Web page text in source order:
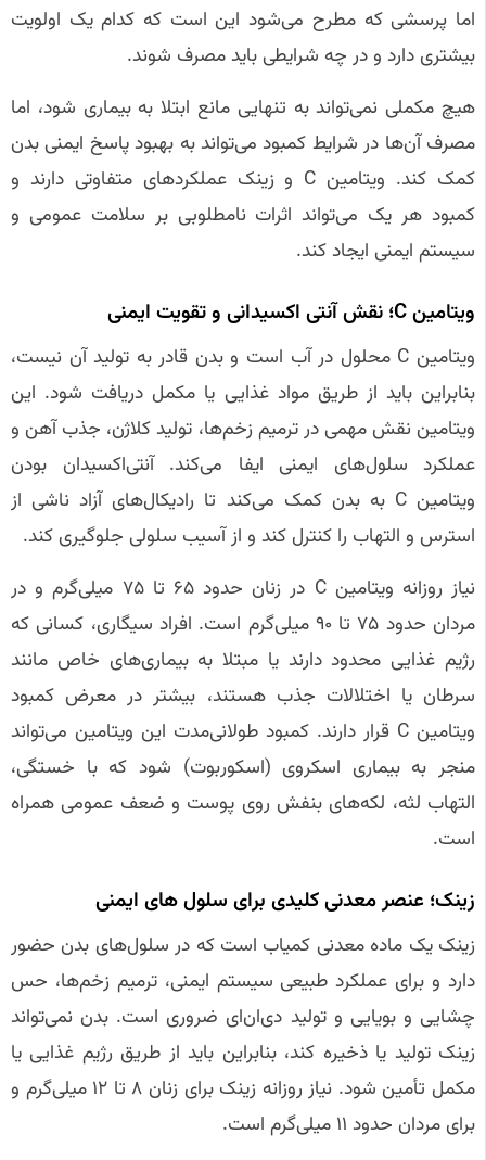
اما پرسشی که مطرح می‌شود این است که کدام یک اولویت
بیشتری دارد و در چه شرایطی باید مصرف شوند.
هیچ مکملی نمی‌تواند به تنهایی مانع ابتلا به بیماری شود، اما
مصرف آن‌ها در شرایط کمبود می‌تواند به بهبود پاسخ ایمنی بدن
کمک کند. ویتامین C و زینک عملکردهای متفاوتی دارند و
کمبود هر یک می‌تواند اثرات نامطلوبی بر سلامت عمومی و
سیستم ایمنی ایجاد کند.
ویتامین C؛ نقش آنتی‌ اکسیدانی و تقویت ایمنی
ویتامین C محلول در آب است و بدن قادر به تولید آن نیست،
بنابراین باید از طریق مواد غذایی یا مکمل دریافت شود. این
ویتامین نقش مهمی در ترمیم زخم‌ها، تولید کلاژن، جذب آهن و
عملکرد سلول‌های ایمنی ایفا می‌کند. آنتی‌اکسیدان بودن
ویتامین C به بدن کمک می‌کند تا رادیکال‌های آزاد ناشی از
استرس و التهاب را کنترل کند و از آسیب سلولی جلوگیری کند.
نیاز روزانه ویتامین C در زنان حدود ۶۵ تا ۷۵ میلی‌گرم و در
مردان حدود ۷۵ تا ۹۰ میلی‌گرم است. افراد سیگاری، کسانی که
رژیم غذایی محدود دارند یا مبتلا به بیماری‌های خاص مانند
سرطان یا اختلالات جذب هستند، بیشتر در معرض کمبود
ویتامین C قرار دارند. کمبود طولانی‌مدت این ویتامین می‌تواند
منجر به بیماری اسکروی (اسکوربوت) شود که با خستگی،
التهاب لثه، لکه‌های بنفش روی پوست و ضعف عمومی همراه
است.
زینک؛ عنصر معدنی کلیدی برای سلول‌ های ایمنی
زینک یک ماده معدنی کمیاب است که در سلول‌های بدن حضور
دارد و برای عملکرد طبیعی سیستم ایمنی، ترمیم زخم‌ها، حس
چشایی و بویایی و تولید دی‌ان‌ای ضروری است. بدن نمی‌تواند
زینک تولید یا ذخیره کند، بنابراین باید از طریق رژیم غذایی یا
مکمل تأمین شود. نیاز روزانه زینک برای زنان ۸ تا ۱۲ میلی‌گرم و
برای مردان حدود ۱۱ میلی‌گرم است.